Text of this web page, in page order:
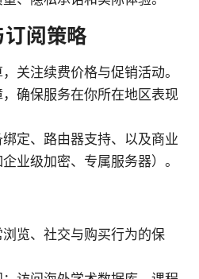
阅策略
关注续费价格与促销活动。
确保服务在你所在地区表现
定、路由器支持、以及商业
业级加密、专属服务器）。
览、社交与购买行为的保